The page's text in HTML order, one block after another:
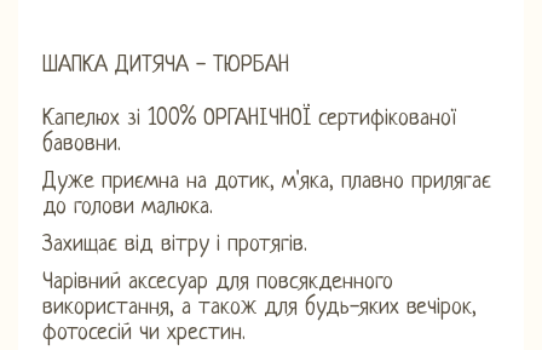
ШАПКА ДИТЯЧА - ТЮРБАН
Капелюх зі 100% ОРГАНІЧНОЇ сертифікованої
бавовни.
Дуже приємна на дотик, м'яка, плавно прилягає
до голови малюка.
Захищає від вітру і протягів.
Чарівний аксесуар для повсякденного
використання, а також для будь-яких вечірок,
фотосесій чи хрестин.